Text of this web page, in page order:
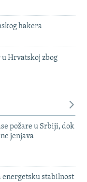
hakera
Hrvatskoj zbog
požare u Srbiji, dok
jenjava
energetsku stabilnost